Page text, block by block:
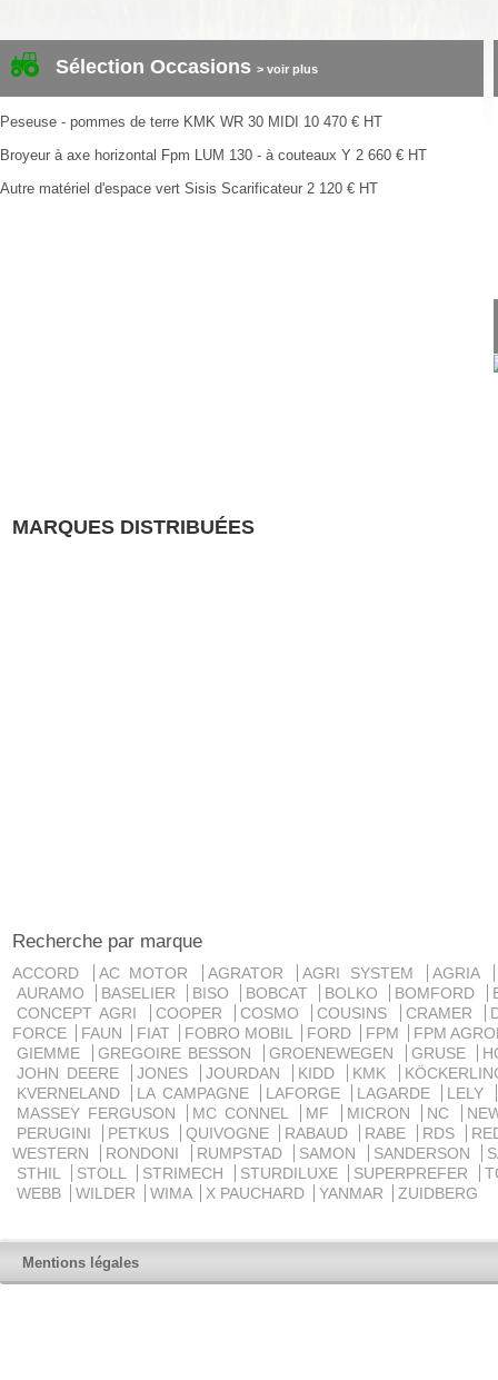
Sélection Occasions > voir plus
Peseuse - pommes de terre KMK WR 30 MIDI 10 470 € HT
Broyeur à axe horizontal Fpm LUM 130 - à couteaux Y 2 660 € HT
Autre matériel d'espace vert Sisis Scarificateur 2 120 € HT
MARQUES DISTRIBUÉES
Recherche par marque
ACCORD AC MOTOR AGRATOR AGRI SYSTEM
AGRIA
AURAMO
BASELIER BISO BOBCAT BOLKO BOMFORD
CONCEPT AGRI
COOPER COSMO COUSINS CRAMER
FORCE
FAUN FIAT FOBRO MOBIL FORD FPM
FPM
GIEMME
GREGOIRE BESSON GROENEWEGEN GRUSE
JOHN DEERE
JONES JOURDAN KIDD KMK
KVERNELAND
LA CAMPAGNE LAFORGE LAGARDE
LELY
MASSEY FERGUSON
MC CONNEL MF MICRON NC
PERUGINI
PETKUS QUIVOGNE RABAUD RABE RDS
WESTERN
RONDONI RUMPSTAD SAMON SANDERSON
STHIL
STOLL STRIMECH STURDILUXE SUPERPREFER
WEBB
WILDER WIMA X PAUCHARD YANMAR ZUIDBERG
Mentions légales